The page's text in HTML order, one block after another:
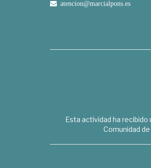
atencion@marcialpons.es
Esta actividad ha recibido
Comunidad